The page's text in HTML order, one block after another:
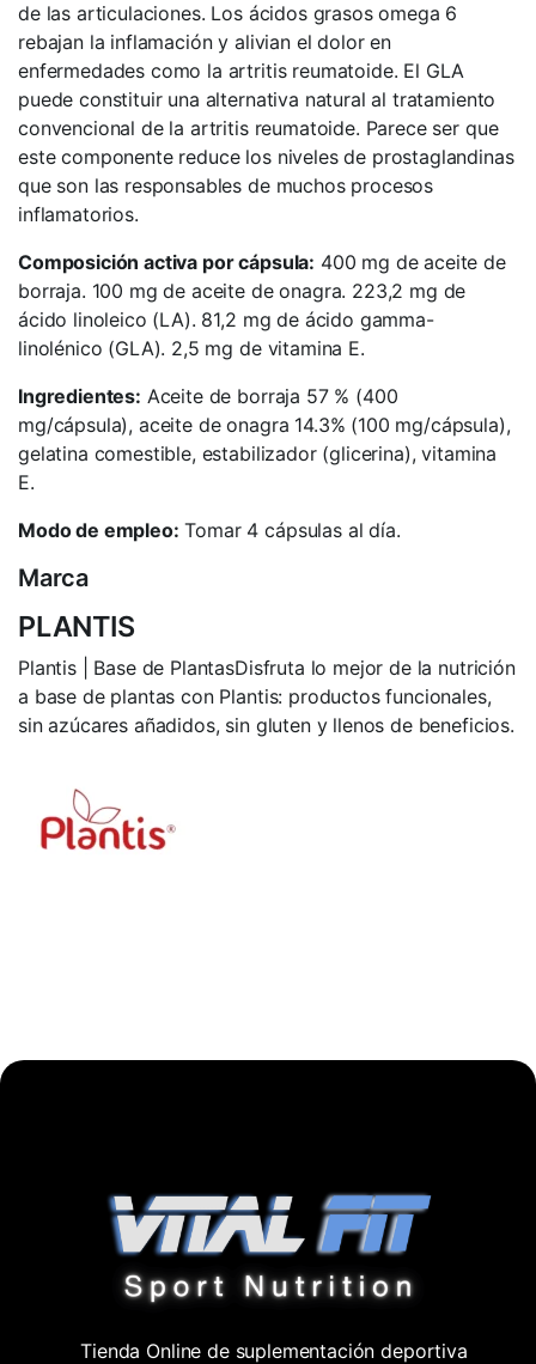
de las articulaciones. Los ácidos grasos omega 6
rebajan la inflamación y alivian el dolor en
enfermedades como la artritis reumatoide. El GLA
puede constituir una alternativa natural al tratamiento
convencional de la artritis reumatoide. Parece ser que
este componente reduce los niveles de prostaglandinas
que son las responsables de muchos procesos
inflamatorios.
Composición activa por cápsula: 400 mg de aceite de
borraja. 100 mg de aceite de onagra. 223,2 mg de
ácido linoleico (LA). 81,2 mg de ácido gamma-
linolénico (GLA). 2,5 mg de vitamina E.
Ingredientes: Aceite de borraja 57 % (400
mg/cápsula), aceite de onagra 14.3% (100 mg/cápsula),
gelatina comestible, estabilizador (glicerina), vitamina
E.
Modo de empleo: Tomar 4 cápsulas al día.
Marca
PLANTIS
Plantis | Base de PlantasDisfruta lo mejor de la nutrición
a base de plantas con Plantis: productos funcionales,
sin azúcares añadidos, sin gluten y llenos de beneficios.
Tienda Online de suplementación deportiva